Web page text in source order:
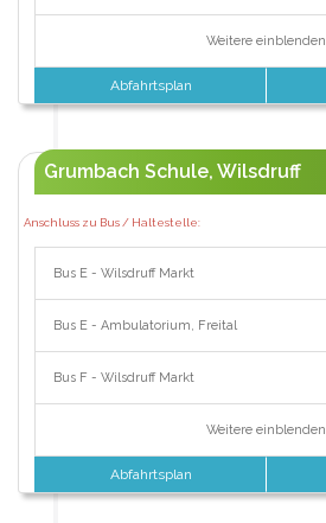
Weitere einblenden
Abfahrtsplan
Grumbach Schule, Wilsdruff
Anschluss zu Bus / Haltestelle:
Bus E - Wilsdruff Markt
Bus E - Ambulatorium, Freital
Bus F - Wilsdruff Markt
Weitere einblenden
Abfahrtsplan